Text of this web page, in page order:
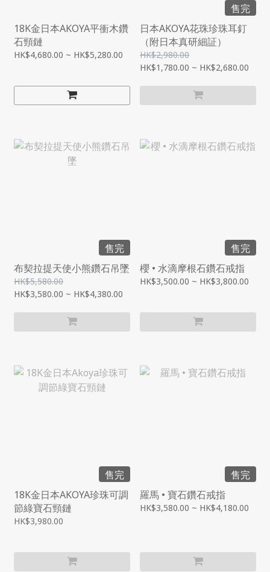
18K金日本AKOYA平衝木鑽
石頸鏈
HK$4,680.00 ~ HK$5,280.00
售完
日本AKOYA花珠珍珠耳釘
（附日本真研細証）
HK$2,980.00
HK$1,780.00 ~ HK$2,680.00
售完
布契拉提天使小熊鑽石吊墜
HK$5,580.00
HK$3,580.00 ~ HK$4,380.00
售完
櫻 • 水滴摩根石鑽石戒指
HK$3,500.00 ~ HK$3,800.00
售完
18K金日本AKOYA珍珠可調
節綠寶石頸鏈
HK$3,980.00
售完
羅馬 • 寶石鑽石戒指
HK$3,580.00 ~ HK$4,180.00